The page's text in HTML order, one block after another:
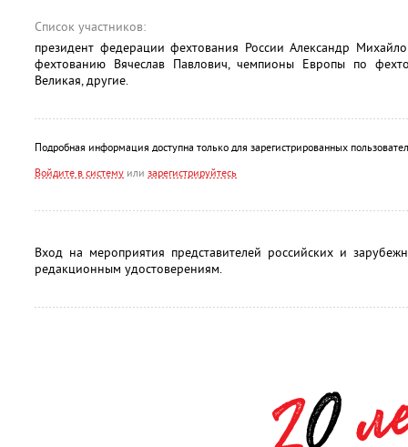
Список участников:
президент федерации фехтования России Александр
фехтованию Вячеслав Павлович, чемпионы Европы по
Великая, другие.
Подробная информация доступна только для зарегистрированных
Войдите в систему или зарегистрируйтесь
Вход на мероприятия представителей российских и
редакционным удостоверениям.